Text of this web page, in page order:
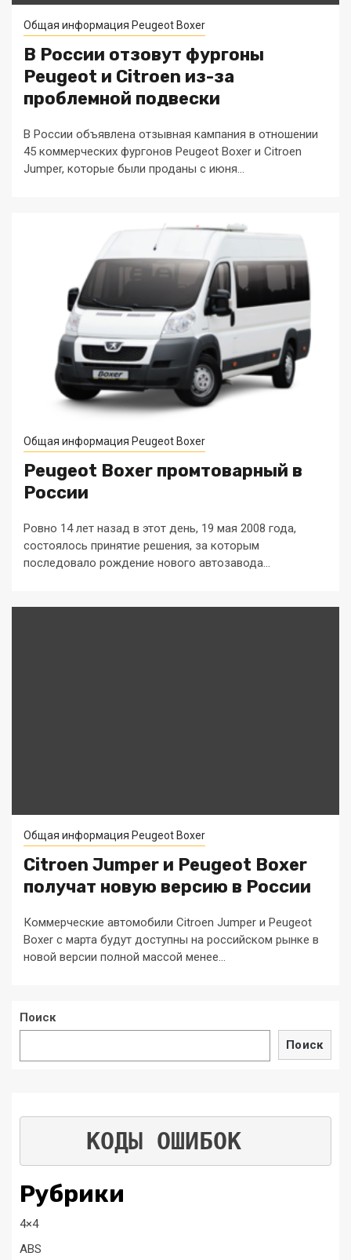
Общая информация Peugeot Boxer
В России отзовут фургоны
Peugeot и Citroen из-за
проблемной подвески
В России объявлена отзывная кампания в отношении
45 коммерческих фургонов Peugeot Boxer и Citroen
Jumper, которые были проданы с июня...
Общая информация Peugeot Boxer
Peugeot Boxer промтоварный в
России
Ровно 14 лет назад в этот день, 19 мая 2008 года,
состоялось принятие решения, за которым
последовало рождение нового автозавода...
Общая информация Peugeot Boxer
Citroen Jumper и Peugeot Boxer
получат новую версию в России
Коммерческие автомобили Citroen Jumper и Peugeot
Boxer с марта будут доступны на российском рынке в
новой версии полной массой менее...
Поиск
Поиск
КОДЫ ОШИБОК
Рубрики
4×4
ABS